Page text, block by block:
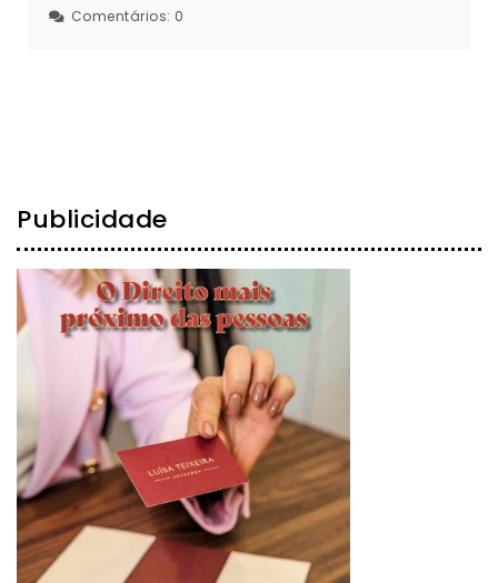
Comentários: 0
Publicidade